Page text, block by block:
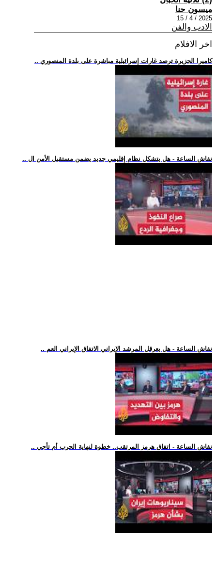
ميسون حنا
2025 / 4 / 15
الادب والفن
اخر الافلام
.. كاميرا الجزيرة ترصد غارات إسرائيلية مباشرة على بلدة المنصوري
.. نقاش الساعة - هل يتشكل نظام إقليمي جديد يضمن مستقبل الأمن ال
.. نقاش الساعة - هل يعرقل المرشد الإيراني الاتفاق الإيراني العم
.. نقاش الساعة - اتفاق هرمز المرتقب.. خطوة لنهاية الحرب أم تأجي